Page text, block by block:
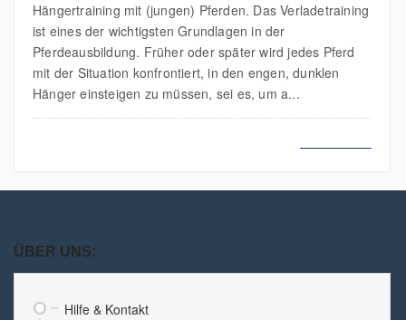
Hängertraining mit (jungen) Pferden. Das Verladetraining
ist eines der wichtigsten Grundlagen in der
Pferdeausbildung. Früher oder später wird jedes Pferd
mit der Situation konfrontiert, in den engen, dunklen
Hänger einsteigen zu müssen, sei es, um a...
ÜBER UNS:
Hilfe & Kontakt